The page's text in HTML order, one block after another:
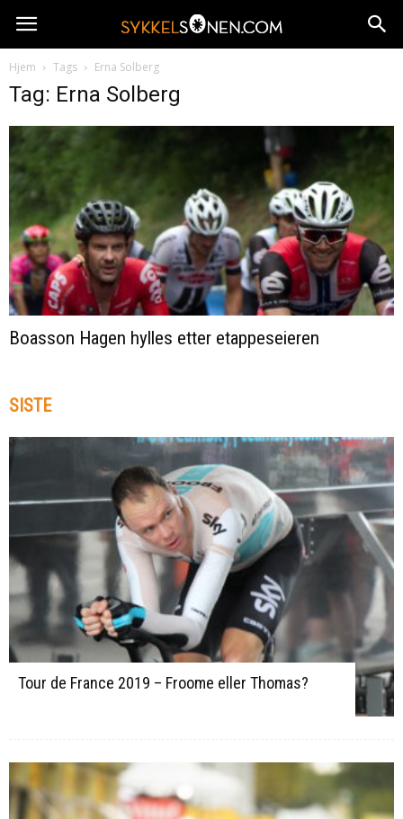
Hjem Tags Erna Solberg
Tag: Erna Solberg
Boasson Hagen hylles etter etappeseieren
SISTE
Tour de France 2019 – Froome eller Thomas?